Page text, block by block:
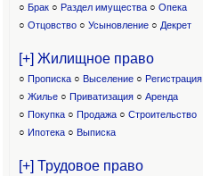
○ Брак ○ Раздел имущества ○ Опека
○ Отцовство○ Усыновление ○ Декрет
[+] Жилищное право
○ Прописка ○ Выселение ○ Регистрация
○ Жилье ○ Приватизация ○ Аренда
○ Покупка ○ Продажа ○ Строительство
○ Ипотека ○ Выписка
[+] Трудовое право